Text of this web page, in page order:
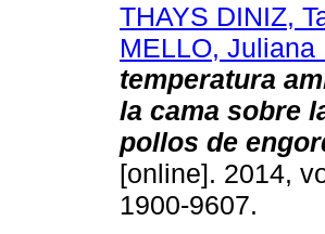
THAYS DINIZ,
MELLO, Juliana
temperatura
la cama sobre
pollos de
[online]. 2014,
1900-9607.